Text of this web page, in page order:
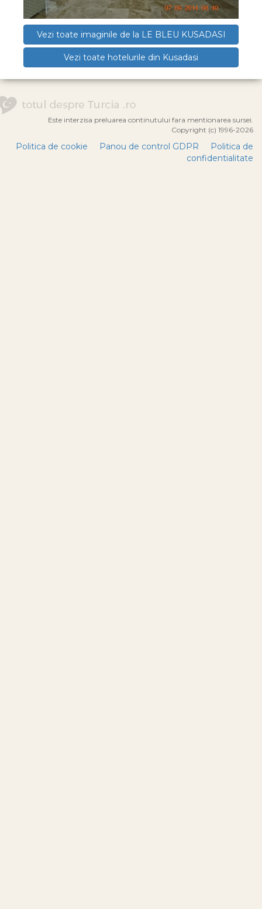
Vezi toate imaginile de la LE BLEU KUSADASI
Vezi toate hotelurile din Kusadasi
Este interzisa preluarea continutului fara mentionarea sursei.
Copyright (c) 1996-2026
Politica de cookie Panou de control GDPR
Politica de
confidentialitate